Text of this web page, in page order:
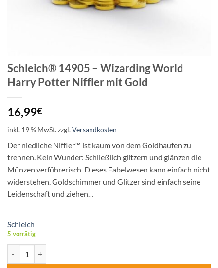
Schleich® 14905 – Wizarding World
Harry Potter Niffler mit Gold
16,99€
inkl. 19 % MwSt.zzgl.Versandkosten
Der niedliche Niffler™ ist kaum von dem Goldhaufen zu
trennen. Kein Wunder: Schließlich glitzern und glänzen die
Münzen verführerisch. Dieses Fabelwesen kann einfach nicht
widerstehen. Goldschimmer und Glitzer sind einfach seine
Leidenschaft und ziehen…
Schleich
5 vorrätig